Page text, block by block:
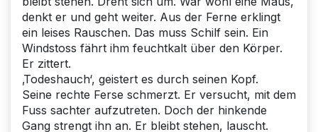
denkt er und geht weiter. Aus der Ferne erklingt
ein leises Rauschen. Das muss Schilf sein. Ein
Windstoss fährt ihm feuchtkalt über den Körper.
Er zittert.
‚Todeshauch‘, geistert es durch seinen Kopf.
Seine rechte Ferse schmerzt. Er versucht, mit dem
Fuss sachter aufzutreten. Doch der hinkende
Gang strengt ihn an. Er bleibt stehen, lauscht.